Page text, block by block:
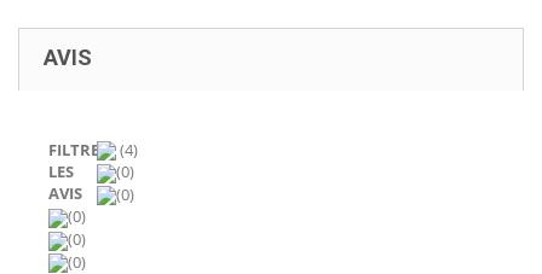
AVIS
FILTRER
LES
AVIS
(4)
(0)
(0)
(0)
(0)
(0)